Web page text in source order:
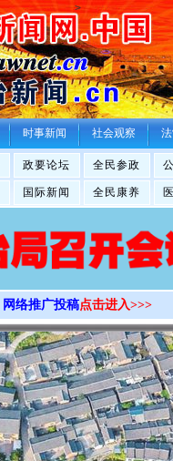
>
时事新闻 社会观察
政要论坛 全民参政
国际新闻 全民康养
网络推广投稿点击进入>>>